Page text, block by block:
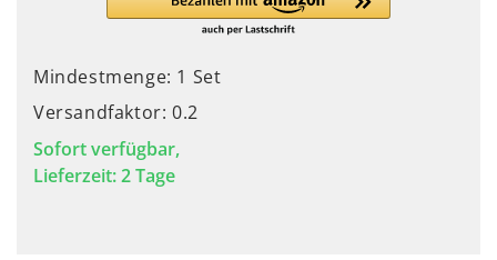
Mindestmenge: 1 Set
Versandfaktor: 0.2
Sofort verfügbar,
Lieferzeit: 2 Tage